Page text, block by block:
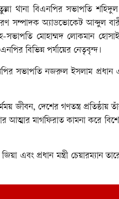
থানা বিএনপির সভাপতি
সম্পাদক অ্যাডভোকেট আব্দুল
সহ-সভাপতি মোহাম্মদ লোকমান
বিভিন্ন পর্যায়ের নেতৃবৃন্দ।
সভাপতি নজরুল ইসলাম প্রধান
জীবন, দেশের গণতন্ত্র প্রতিষ্ঠায়
আত্মার মাগফিরাত কামনা করে
এবং প্রধান মন্ত্রী চেয়ারম্যান